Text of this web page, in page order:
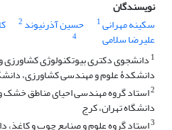
نویسندگان
سکینه مهرانی1 حسین آذرنیوند 2
علیرضا سلامی
4
1 دانشجوی دکتری بیوتکنولوژی کشاورزی و
دانشکدۀ علوم و مهندسی کشاورزی،
2استاد گروه مهندسی احیای مناطق خشک
دانشگاه تهران، کرج
3استاد گروه علوم و صنایع چوب و کاغذ،